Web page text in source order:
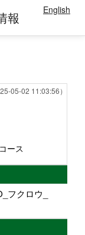
報 English
05-02 11:03:56）
ース
クロウ_